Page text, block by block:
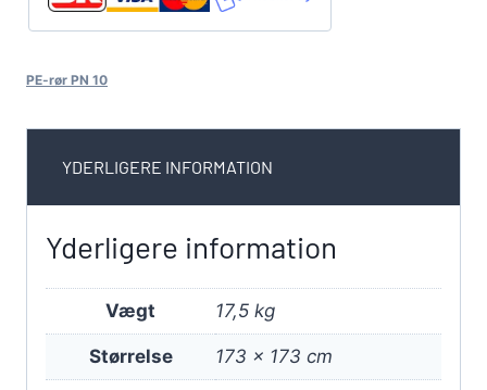
PE-rør PN 10
YDERLIGERE INFORMATION
Yderligere information
Vægt 17,5 kg
Størrelse 173 × 173 cm